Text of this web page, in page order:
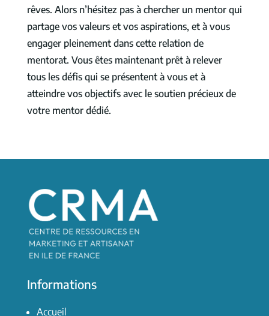
rêves. Alors n’hésitez pas à chercher un mentor qui
partage vos valeurs et vos aspirations, et à vous
engager pleinement dans cette relation de
mentorat. Vous êtes maintenant prêt à relever
tous les défis qui se présentent à vous et à
atteindre vos objectifs avec le soutien précieux de
votre mentor dédié.
Informations
Accueil